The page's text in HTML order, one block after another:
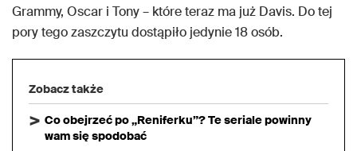
Grammy, Oscar i Tony – które teraz ma już Davis. Do tej
pory tego zaszczytu dostąpiło jedynie 18 osób.
Zobacz także
Co obejrzeć po „Reniferku”? Te seriale powinny
wam się spodobać